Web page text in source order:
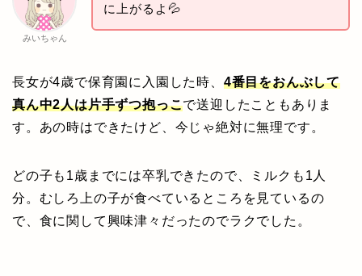
みいちゃん
に上がるよ💦
長女が4歳で保育園に入園した時、 4番目をおんぶして
真ん中2人は片手ずつ抱っこで送迎したこともありま
す。あの時はできたけど、今じゃ絶対に無理です。
どの子も1歳までには卒乳できたので、ミルクも1人
分。むしろ上の子が食べているところを見ているの
で、食に関して興味津々だったのでラクでした。